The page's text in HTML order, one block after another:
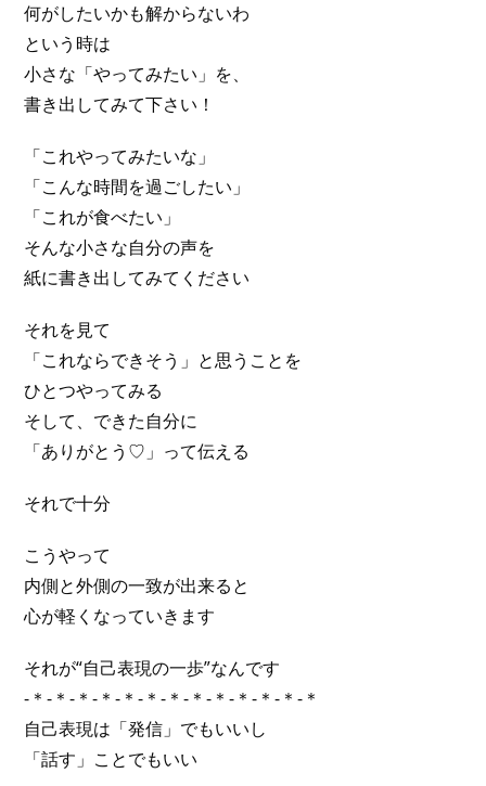
何がしたいかも解からないわ
という時は
小さな「やってみたい」を、
書き出してみて下さい！
「これやってみたいな」
「こんな時間を過ごしたい」
「これが食べたい」
そんな小さな自分の声を
紙に書き出してみてください
それを見て
「これならできそう」と思うことを
ひとつやってみる
そして、できた自分に
「ありがとう♡」って伝える
それで十分
こうやって
内側と外側の一致が出来ると
心が軽くなっていきます
それが“自己表現の一歩”なんです
-＊-＊-＊-＊-＊-＊-＊-＊-＊-＊-＊-＊-＊
自己表現は「発信」でもいいし
「話す」ことでもいい